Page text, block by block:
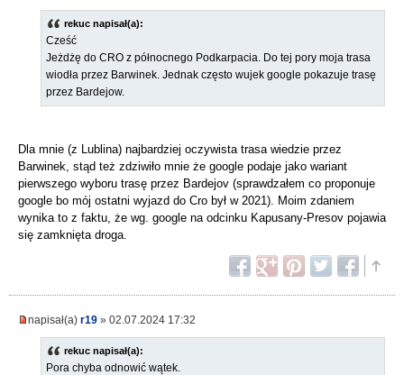
rekuc napisał(a):
Cześć
Jeżdżę do CRO z północnego Podkarpacia. Do tej pory moja trasa
wiodła przez Barwinek. Jednak często wujek google pokazuje trasę
przez Bardejow.
Dla mnie (z Lublina) najbardziej oczywista trasa wiedzie przez
Barwinek, stąd też zdziwiło mnie że google podaje jako wariant
pierwszego wyboru trasę przez Bardejov (sprawdzałem co proponuje
google bo mój ostatni wyjazd do Cro był w 2021). Moim zdaniem
wynika to z faktu, że wg. google na odcinku Kapusany-Presov pojawia
się zamknięta droga.
napisał(a) r19 » 02.07.2024 17:32
rekuc napisał(a):
Pora chyba odnowić wątek.